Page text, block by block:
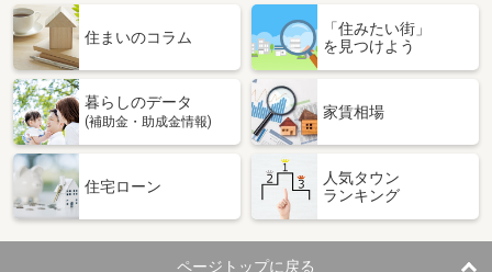
住まいのコラム
「住みたい街」
を見つけよう
暮らしのデータ
(補助金・助成金情報)
家賃相場
住宅ローン
人気タウン
ランキング
ページトップに戻る